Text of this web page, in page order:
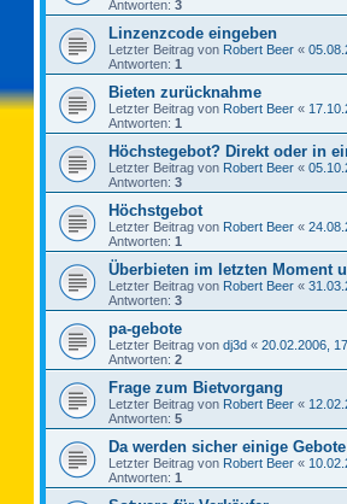
Antworten: 3
Linzenzcode eingeben
Letzter Beitrag von Robert Beer «
Antworten: 1
Bieten zurücknahme
Letzter Beitrag von Robert Beer «
Antworten: 1
Höchstegebot? Direkt oder in
Letzter Beitrag von Robert Beer «
Antworten: 3
Höchstgebot
Letzter Beitrag von Robert Beer «
Antworten: 1
Überbieten im letzten Moment
Letzter Beitrag von Robert Beer «
Antworten: 3
pa-gebote
Letzter Beitrag von dj3d « 20.02.2006,
Antworten: 2
Frage zum Bietvorgang
Letzter Beitrag von Robert Beer «
Antworten: 5
Da werden sicher einige
Letzter Beitrag von Robert Beer «
Antworten: 1